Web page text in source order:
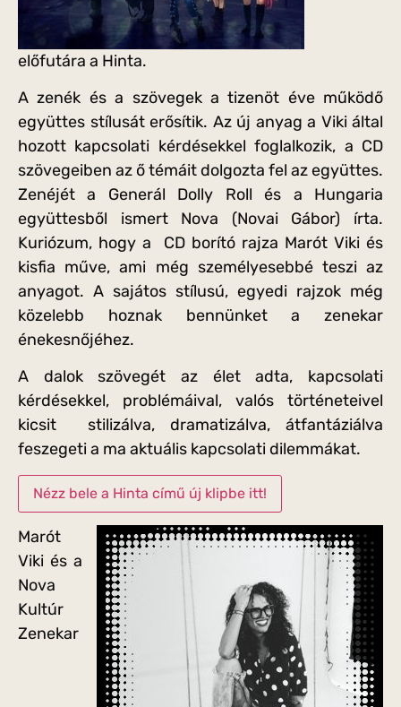
előfutára a Hinta.
A zenék és a szövegek a tizenöt éve működő
együttes stílusát erősítik. Az új anyag a Viki által
hozott kapcsolati kérdésekkel foglalkozik, a CD
szövegeiben az ő témáit dolgozta fel az együttes.
Zenéjét a Generál Dolly Roll és a Hungaria
együttesből ismert Nova (Novai Gábor) írta.
Kuriózum, hogy a CD borító rajza Marót Viki és
kisfia műve, ami még személyesebbé teszi az
anyagot. A sajátos stílusú, egyedi rajzok még
közelebb hoznak bennünket a zenekar
énekesnőjéhez.
A dalok szövegét az élet adta, kapcsolati
kérdésekkel, problémáival, valós történeteivel
kicsit stilizálva, dramatizálva, átfantáziálva
feszegeti a ma aktuális kapcsolati dilemmákat.
Nézz bele a Hinta című új klipbe itt!
Marót
Viki és a
Nova
Kultúr
Zenekar